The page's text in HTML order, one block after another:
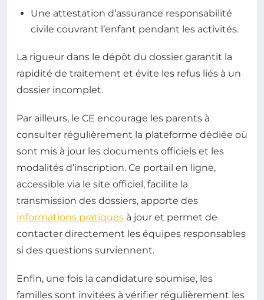
Une attestation d’assurance responsabilité
civile couvrant l’enfant pendant les activités.
La rigueur dans le dépôt du dossier garantit la
rapidité de traitement et évite les refus liés à un
dossier incomplet.
Par ailleurs, le CE encourage les parents à
consulter régulièrement la plateforme dédiée où
sont mis à jour les documents officiels et les
modalités d’inscription. Ce portail en ligne,
accessible via le site officiel, facilite la
transmission des dossiers, apporte des
informations pratiques à jour et permet de
contacter directement les équipes responsables
si des questions surviennent.
Enfin, une fois la candidature soumise, les
familles sont invitées à vérifier régulièrement les